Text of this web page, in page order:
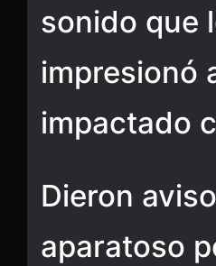
sonido que
impresionó
impactado
Dieron
aparatoso